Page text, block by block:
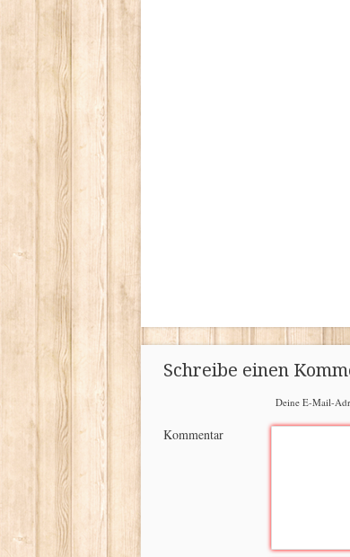
Schreibe einen
Deine E-Mail-
Kommentar